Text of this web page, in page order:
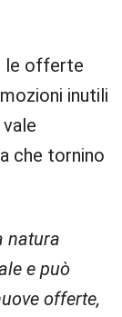
le offerte
inutili
che tornino
natura
e può
offerte,